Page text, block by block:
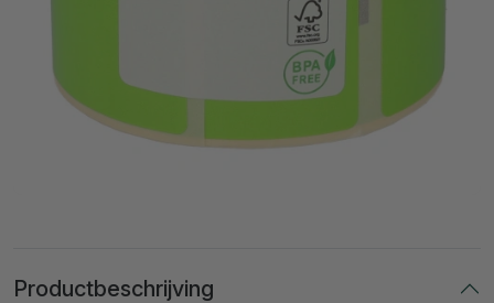
Productbeschrijving